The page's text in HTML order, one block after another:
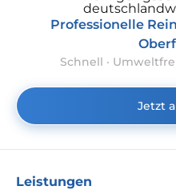
Professionelle
Schnell ·
Jetzt
Leistungen